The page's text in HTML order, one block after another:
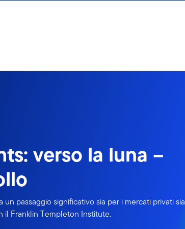
verso la luna –
un passaggio significativo sia per i mercati privati sia
il Franklin Templeton Institute.